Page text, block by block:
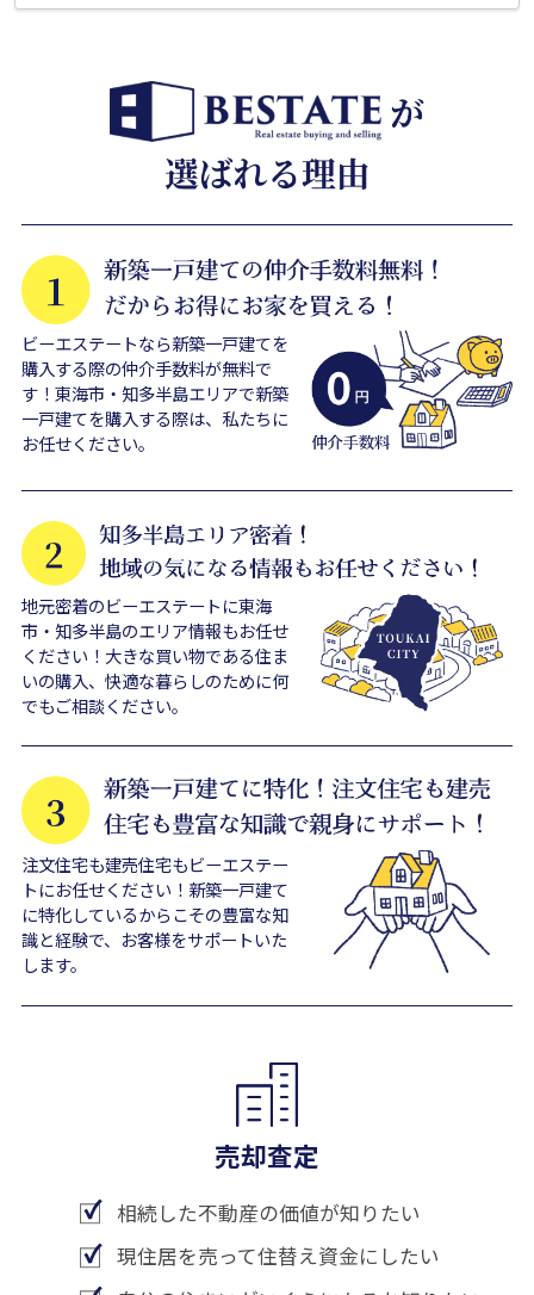
ビーエステートなら新築一戸建てを
購入する際の仲介手数料が無料で
す！東海市・知多半島エリアで新築
一戸建てを購入する際は、私たちに
お任せください。
地元密着のビーエステートに東海
市・知多半島のエリア情報もお任せ
ください！大きな買い物である住ま
いの購入、快適な暮らしのために何
でもご相談ください。
注文住宅も建売住宅もビーエステー
トにお任せください！新築一戸建て
に特化しているからこその豊富な知
識と経験で、お客様をサポートいた
します。
売却査定
相続した不動産の価値が知りたい
現住居を売って住替え資金にしたい